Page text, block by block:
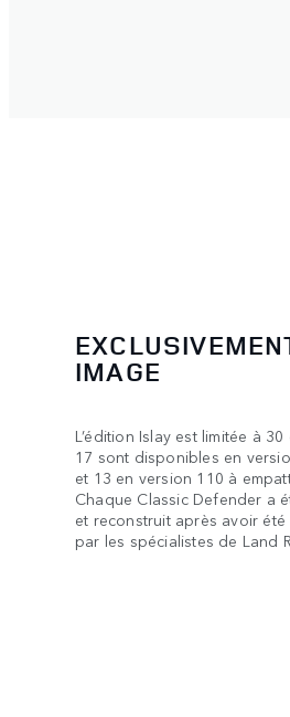
IMAGE
L’édition Islay est limitée à
17 sont disponibles en
et 13 en version 110 à
Chaque Classic Defender a
et reconstruit après avoir
par les spécialistes de Land